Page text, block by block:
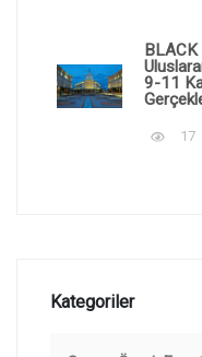
9-11
17
Kategoriler